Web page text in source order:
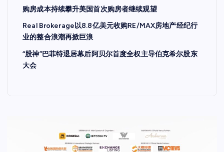
购房成本持续攀升美国首次购房者继续观望
Real Brokerage以8.8亿美元收购RE/MAX房地产经纪行
业的整合浪潮再掀巨浪
“股神”巴菲特退居幕后阿贝尔首度全权主导伯克希尔股东
大会